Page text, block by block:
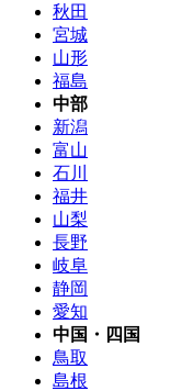
秋田
宮城
山形
福島
中部
新潟
富山
石川
福井
山梨
長野
岐阜
静岡
愛知
中国・四国
鳥取
島根